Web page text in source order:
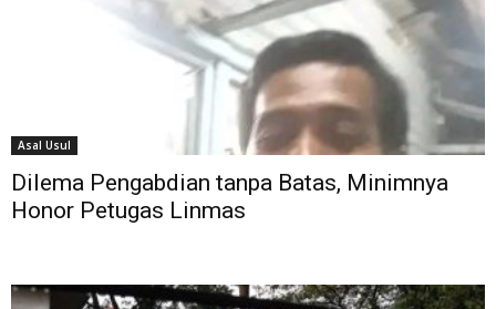
Asal Usul
Dilema Pengabdian tanpa Batas, Minimnya
Honor Petugas Linmas